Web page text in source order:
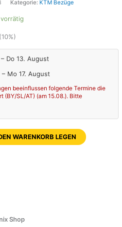
Kategorie: KTM Bezüge
(10%)
Do 13. August
Mo 17. August
beeinflussen folgende Termine die
(BY/SL/AT) (am 15.08.). Bitte
WARENKORB LEGEN
Shop